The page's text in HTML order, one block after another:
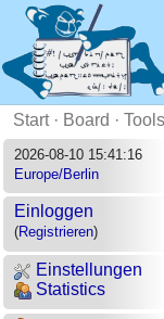
Start· Board ·
2026-08-10 15:41:16
Europe/Berlin
Einloggen
(Registrieren)
Einstellungen
Statistics